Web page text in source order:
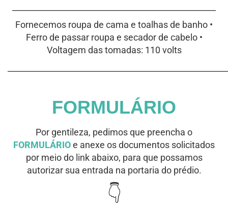
Fornecemos roupa de cama e toalhas de banho •⁠
Ferro de passar roupa e secador de cabelo •⁠
Voltagem das tomadas: 110 volts
FORMULÁRIO
Por gentileza, pedimos que preencha o
FORMULÁRIOe anexe os documentos solicitados
por meio do link abaixo, para que possamos
autorizar sua entrada na portaria do prédio.
👇